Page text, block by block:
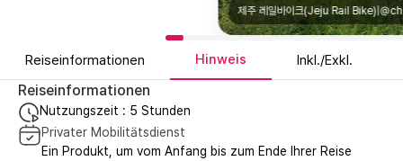
제주 레일바이크(Jeju Rail Bike)|@chunha0104_
Reiseinformationen Hinweis Inkl./Exkl.
Reiseinformationen
Nutzungszeit : 5 Stunden
Privater Mobilitätsdienst
Ein Produkt, um vom Anfang bis zum Ende Ihrer Reise